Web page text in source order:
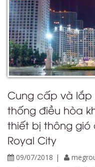
Cung cấp và
thống điều hòa
thiết bị thông gió
Royal City
09/07/2018